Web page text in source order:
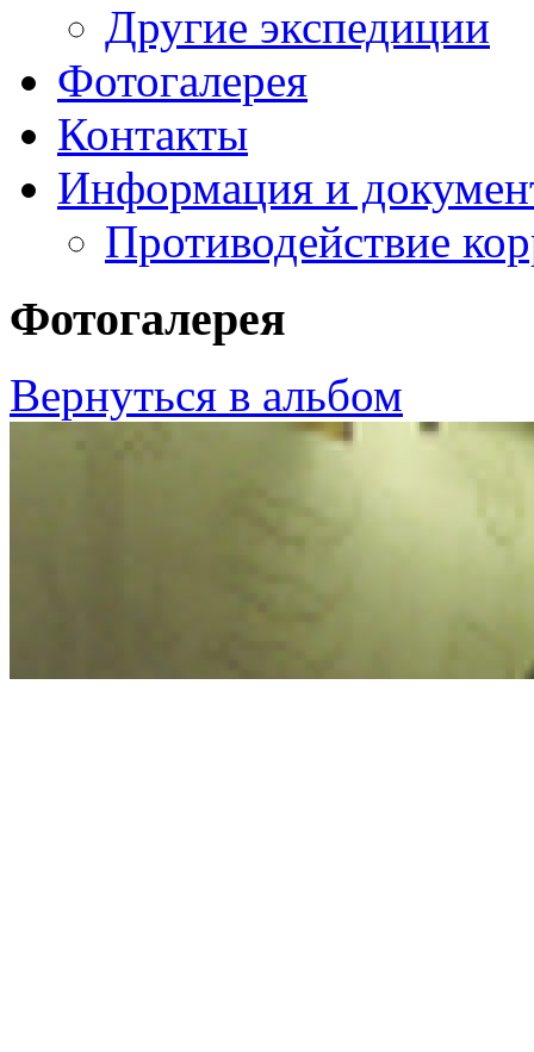
Другие экспедиции
Фотогалерея
Контакты
Информация и
Противодействие
Фотогалерея
Вернуться в альбом